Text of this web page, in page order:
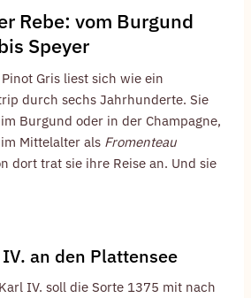
Rebe: vom Burgund
Speyer
Gris liest sich wie ein
durch sechs Jahrhunderte. Sie
Burgund oder in der Champagne,
Mittelalter als Fromenteau
dort trat sie ihre Reise an. Und sie
an den Plattensee
IV. soll die Sorte 1375 mit nach